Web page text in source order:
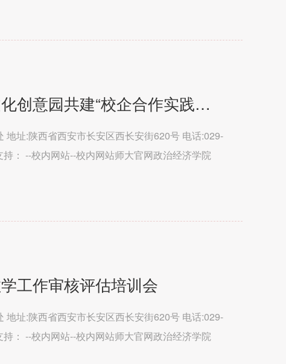
我校与深圳上水国际文化创意园共建“校企合作实践基地”
址:陕西省西安市长安区西长安街620号 电话:029-
： --校内网站--校内网站师大官网政治经济学院
工作审核评估培训会
址:陕西省西安市长安区西长安街620号 电话:029-
： --校内网站--校内网站师大官网政治经济学院